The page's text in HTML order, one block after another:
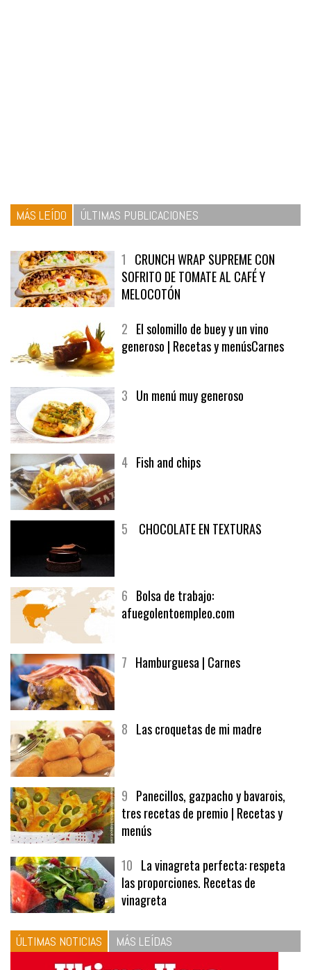
MÁS LEÍDO ÚLTIMAS PUBLICACIONES
1 CRUNCH WRAP SUPREME CON
SOFRITO DE TOMATE AL CAFÉ Y
MELOCOTÓN
2 El solomillo de buey y un vino
generoso | Recetas y menúsCarnes
3 Un menú muy generoso
4 Fish and chips
5 CHOCOLATE EN TEXTURAS
6 Bolsa de trabajo:
afuegolentoempleo.com
7 Hamburguesa | Carnes
8 Las croquetas de mi madre
9 Panecillos, gazpacho y bavarois,
tres recetas de premio | Recetas y
menús
10 La vinagreta perfecta: respeta
las proporciones. Recetas de
vinagreta
ÚLTIMAS NOTICIAS MÁS LEÍDAS